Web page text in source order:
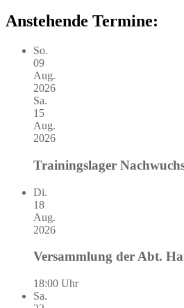
Anstehende Termine:
So.
09
Aug.
2026
Sa.
15
Aug.
2026
Trainingslager
Di.
18
Aug.
2026
Versammlung der Abt.
18:00 Uhr
Sa.